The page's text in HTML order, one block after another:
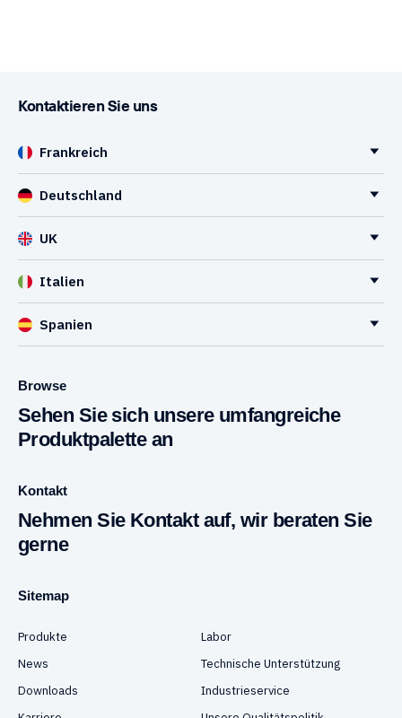
Kontaktieren Sie uns
Frankreich
Deutschland
UK
Italien
Spanien
Browse
Sehen Sie sich unsere umfangreiche
Produktpalette an
Kontakt
Nehmen Sie Kontakt auf, wir beraten Sie
gerne
Sitemap
Produkte
Labor
News
Technische Unterstützung
Downloads
Industrieservice